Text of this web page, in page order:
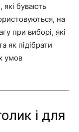
які бувають
на
при виборі, які
як підібрати
умов
і для